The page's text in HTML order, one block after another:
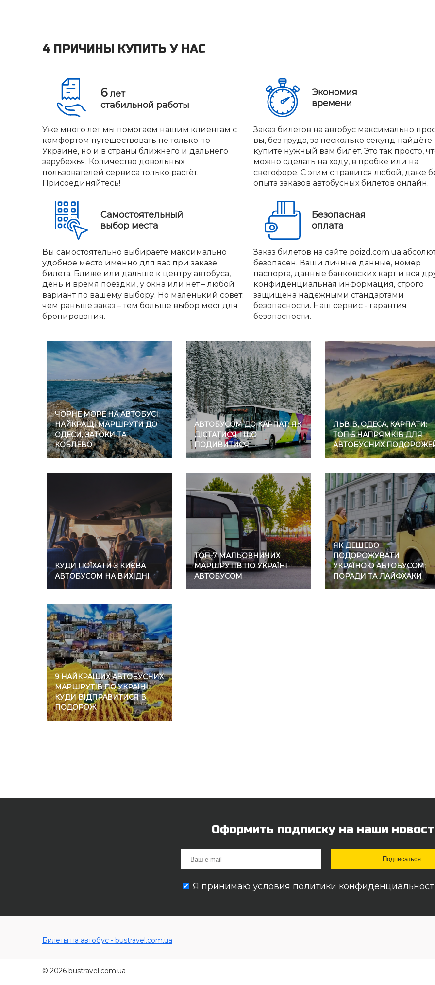
4 ПРИЧИНЫ КУПИТЬ У НАС
6лет
стабильной работы
Уже много лет мы помогаем нашим клиентам с
комфортом путешествовать не только по
Украине, но и в страны ближнего и дальнего
зарубежья. Количество довольных
пользователей сервиса только растёт.
Присоединяйтесь!
Экономия
времени
Заказ билетов на автобус максимально
вы, без труда, за несколько секунд найдёте
купите нужный вам билет. Это так просто,
можно сделать на ходу, в пробке или на
светофоре. С этим справится любой, даже
опыта заказов автобусных билетов онлайн.
Самостоятельный
выбор места
Вы самостоятельно выбираете максимально
удобное место именно для вас при заказе
билета. Ближе или дальше к центру автобуса,
день и время поездки, у окна или нет – любой
вариант по вашему выбору. Но маленький совет:
чем раньше заказ – тем больше выбор мест для
бронирования.
Безопасная
оплата
Заказ билетов на сайте poizd.com.ua
безопасен. Ваши личные данные, номер
паспорта, данные банковских карт и вся
конфиденциальная информация, строго
защищена надёжными стандартами
безопасности. Наш сервис - гарантия
безопасности.
ЧОРНЕ МОРЕ НА АВТОБУСІ:
НАЙКРАЩІ МАРШРУТИ ДО
ОДЕСИ, ЗАТОКИ ТА
КОБЛЕВО
АВТОБУСОМ ДО КАРПАТ: ЯК
ДІСТАТИСЯ І ЩО
ПОДИВИТИСЯ
ЛЬВІВ, ОДЕСА, КАРПАТИ:
ТОП-5 НАПРЯМКІВ ДЛЯ
АВТОБУСНИХ
КУДИ ПОЇХАТИ З КИЄВА
АВТОБУСОМ НА ВИХІДНІ
ТОП-7 МАЛЬОВНИЧИХ
МАРШРУТІВ ПО УКРАЇНІ
АВТОБУСОМ
ЯК ДЕШЕВО
ПОДОРОЖУВАТИ
УКРАЇНОЮ АВТОБУСОМ:
ПОРАДИ ТА ЛАЙФХАКИ
9 НАЙКРАЩИХ АВТОБУСНИХ
МАРШРУТІВ ПО УКРАЇНІ:
КУДИ ВІДПРАВИТИСЯ В
ПОДОРОЖ
Оформить подписку на наши
Я принимаю условия политики
Билеты на автобус - bustravel.com.ua
© 2026 bustravel.com.ua